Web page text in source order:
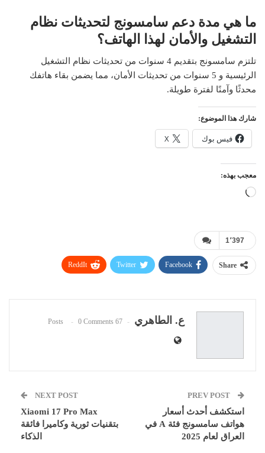
ما هي مدة دعم سامسونج لتحديثات نظام
التشغيل والأمان لهذا الهاتف؟
تلتزم سامسونج بتقديم 4 سنوات من تحديثات نظام التشغيل
الرئيسية و 5 سنوات من تحديثات الأمان، مما يضمن بقاء هاتفك
محدثًا وآمنًا لفترة طويلة.
شارك هذا الموضوع:
فيس بوك X
معجب بهذه:
جاري
1٬397
Share
Facebook
Twitter
ReddIt
ع. الطاهري 67 Posts
0 Comments
استكشف أحدث أسعار
هواتف سامسونج فئة A في
العراق لعام 2025
NEXT POST
Xiaomi 17 Pro Max
بتقنيات ثورية وكاميرا فائقة
الذكاء